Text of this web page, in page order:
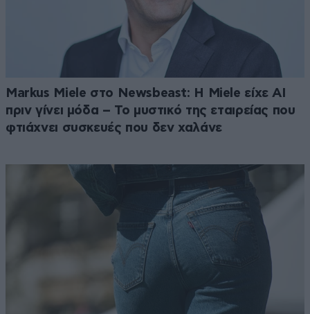
Markus Miele στο Newsbeast: Η Miele είχε AI
πριν γίνει μόδα – Το μυστικό της εταιρείας που
φτιάχνει συσκευές που δεν χαλάνε